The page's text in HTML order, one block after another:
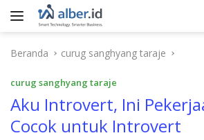
Langsung
Beranda
curug sanghyang taraje
curug sanghyang taraje
Aku Introvert, Ini
Cocok untuk Introvert